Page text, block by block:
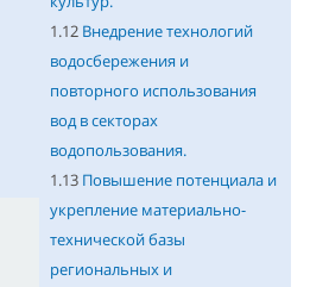
1.12 Внедрение технологий
водосбережения и
повторного использования
вод в секторах
водопользования.
1.13 Повышение потенциала и
укрепление материально-
технической базы
региональных и